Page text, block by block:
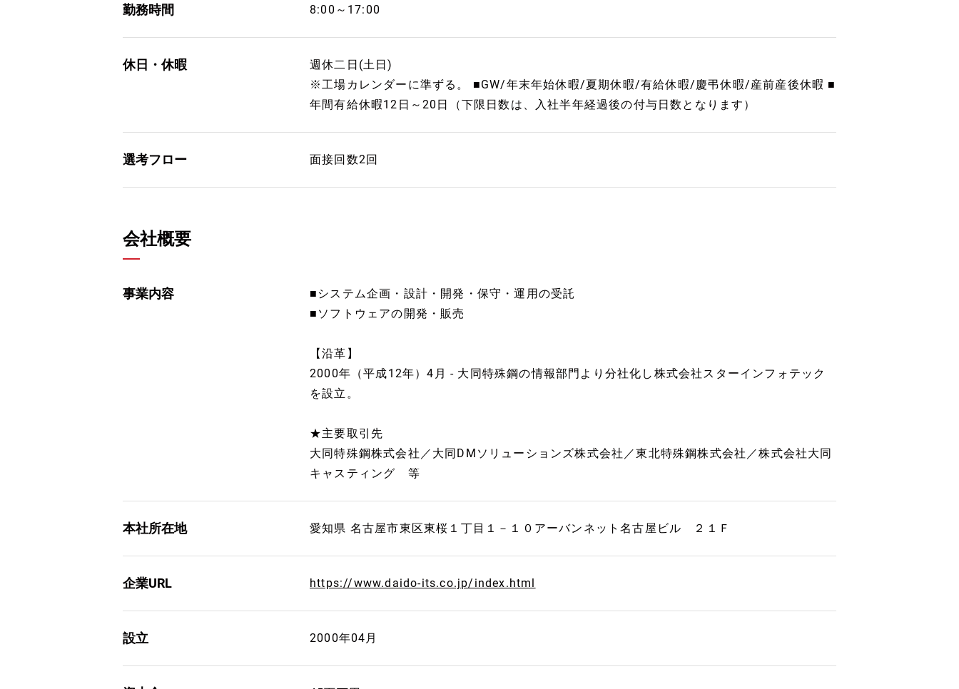
勤務時間 8:00～17:00
休日・休暇
週休二日(土日)
※工場カレンダーに準ずる。 ■GW/年末年始休暇/夏期休暇/有給休暇/慶弔休暇/産前産後休暇 ■
年間有給休暇12日～20日（下限日数は、入社半年経過後の付与日数となります）
選考フロー 面接回数2回
会社概要
事業内容
■システム企画・設計・開発・保守・運用の受託
■ソフトウェアの開発・販売
【沿革】
2000年（平成12年）4月 - 大同特殊鋼の情報部門より分社化し株式会社スターインフォテック
を設立。
★主要取引先
大同特殊鋼株式会社／大同DMソリューションズ株式会社／東北特殊鋼株式会社／株式会社大同
キャスティング 等
本社所在地 愛知県 名古屋市東区東桜１丁目１－１０アーバンネット名古屋ビル ２１Ｆ
企業URL https://www.daido-its.co.jp/index.html
設立 2000年04月